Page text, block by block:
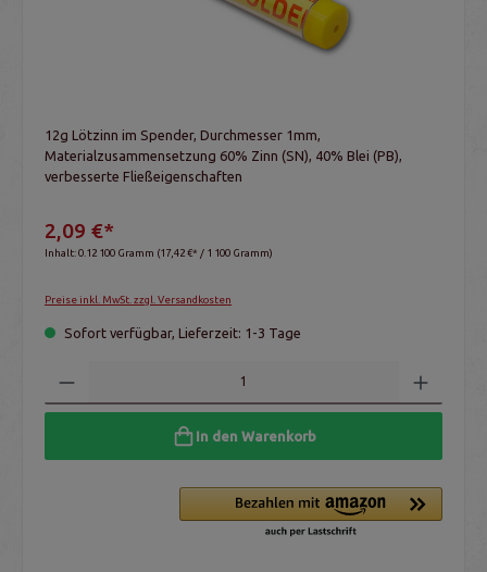
12g Lötzinn im Spender, Durchmesser 1mm,
Materialzusammensetzung 60% Zinn (SN), 40% Blei (PB),
verbesserte Fließeigenschaften
2,09 €*
Inhalt:0.12 100 Gramm (17,42 €* / 1 100 Gramm)
Preise inkl. MwSt. zzgl. Versandkosten
Sofort verfügbar, Lieferzeit: 1-3 Tage
In den Warenkorb